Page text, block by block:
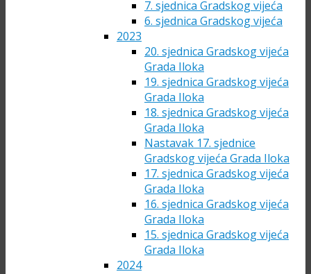
7. sjednica Gradskog vijeća
6. sjednica Gradskog vijeća
2023
20. sjednica Gradskog vijeća
Grada Iloka
19. sjednica Gradskog vijeća
Grada Iloka
18. sjednica Gradskog vijeća
Grada Iloka
Nastavak 17. sjednice
Gradskog vijeća Grada Iloka
17. sjednica Gradskog vijeća
Grada Iloka
16. sjednica Gradskog vijeća
Grada Iloka
15. sjednica Gradskog vijeća
Grada Iloka
2024